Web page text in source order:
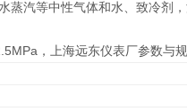
蒸汽等中性气体和水、致冷
，上海远东仪表厂参数与规